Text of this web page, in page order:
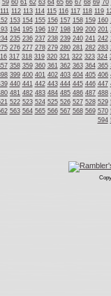
59 60 61 62 63 64 65 66 67 68 69 70
111 112 113 114 115 116 117 118 119
153 154 155 156 157 158 159 160
194 195 196 197 198 199 200 201
235 236 237 238 239 240 241 242
276 277 278 279 280 281 282 283
317 318 319 320 321 322 323 324
358 359 360 361 362 363 364 365
399 400 401 402 403 404 405 406
440 441 442 443 444 445 446 447
481 482 483 484 485 486 487 488
522 523 524 525 526 527 528 529
563 564 565 566 567 568 569 570
594